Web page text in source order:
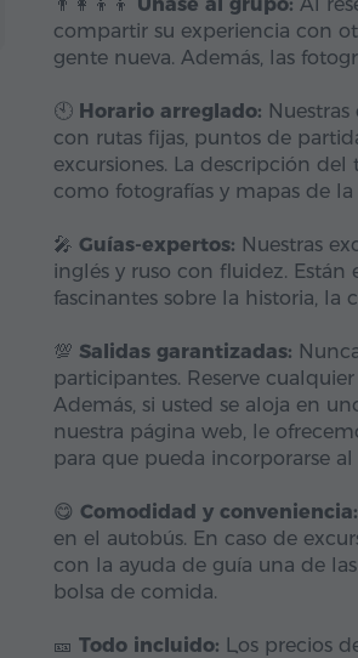
compartir su experiencia con
gente nueva. Además, las
🕙 Horario arreglado:
con rutas fijas, puntos de
excursiones. La descripción
como fotografías y mapas de la
🎤 Guías-expertos: Nuestras
inglés y ruso con fluidez.
fascinantes sobre la historia, la
💯 Salidas garantizadas:
participantes. Reserve
Además, si usted se aloja en
nuestra página web, le
para que pueda incorporarse al
😋 Comodidad y conveniencia:
en el autobús. En caso de
con la ayuda de guía una de
bolsa de comida.
🎫 Todo incluido: Լos precios